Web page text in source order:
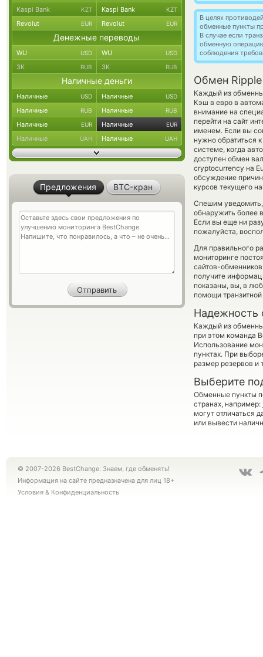
В целях
обменные пункты
В случае если
обменную
соблюдения
Обмен Ripple
Каждый из
Кэш в евро в
внимание на
перейти на сайт
именем. Если вы
нужно обратиться
системе, когда
доступен обмен
cryptocurrency на
обсуждение
курсов текущего
Спешим
обнаружить более
Если вы еще ни
пожалуйста,
Для правильного
мониторинге
сайтов-
получите
показаны, вы, в
помощи
Надежность
Каждый из
при этом команда
Использование
пунктах. При
размер резервов и
Выберите
Обменные пункты
странах, например:
могут отличаться
или вывести
Kaspi Bank KZT Kaspi Bank KZT
Revolut EUR Revolut EUR
Денежные переводы
WU USD WU USD
ЗК RUB ЗК RUB
Наличные деньги
Наличные USD Наличные USD
Наличные RUB Наличные RUB
Наличные EUR Наличные EUR
Наличные UAH Наличные UAH
Предложения BTC-кран
© 2007-2026 BestChange. Знаем, где обменять!
Информация на сайте предназначена для лиц 18+
Условия & Конфиденциальность